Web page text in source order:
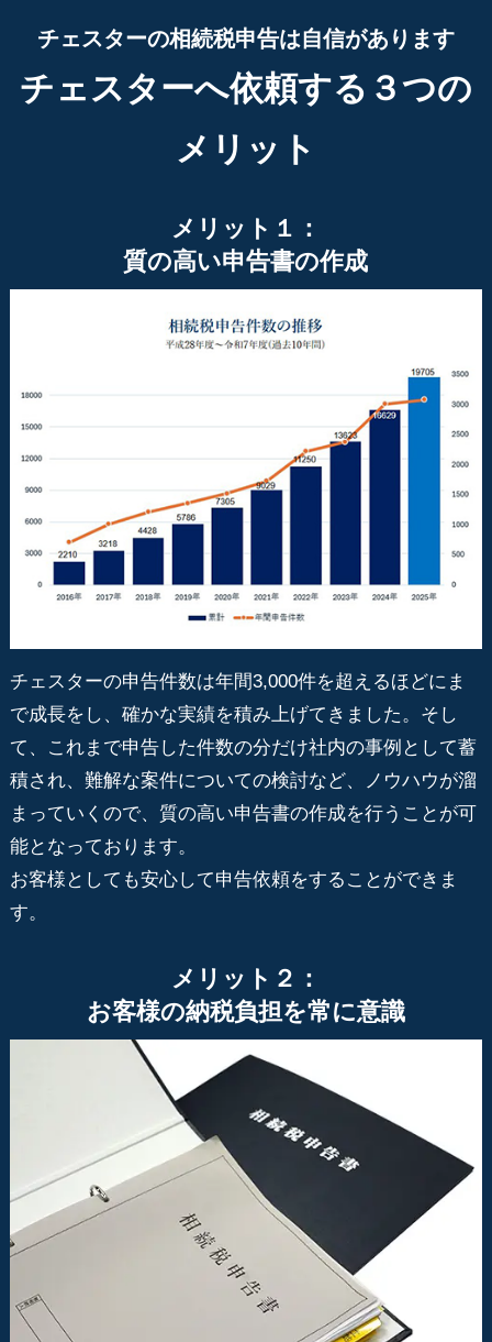
チェスターの相続税申告は自信があります
チェスターへ依頼する３つの
メリット
メリット１：
質の高い申告書の作成
チェスターの申告件数は年間3,000件を超えるほどにま
で成長をし、確かな実績を積み上げてきました。そし
て、これまで申告した件数の分だけ社内の事例として蓄
積され、難解な案件についての検討など、ノウハウが溜
まっていくので、質の高い申告書の作成を行うことが可
能となっております。
お客様としても安心して申告依頼をすることができま
す。
メリット２：
お客様の納税負担を常に意識